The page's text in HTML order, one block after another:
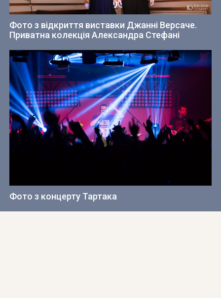
Фото з відкриття виставки Джанні Версаче.
Приватна колекція Александра Стефані
Фото з концерту Тартака